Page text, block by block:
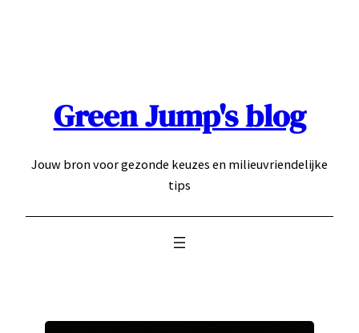
Green Jump's blog
Jouw bron voor gezonde keuzes en milieuvriendelijke
tips